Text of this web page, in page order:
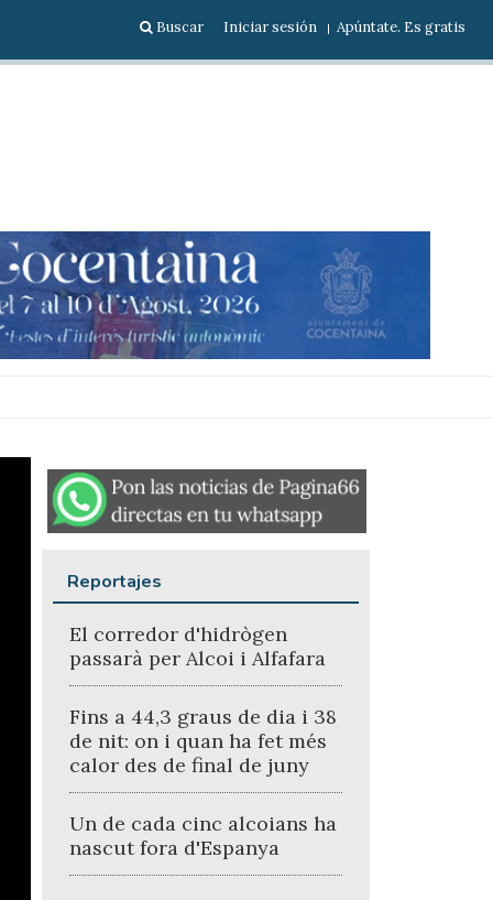
Buscar Iniciar sesión Apúntate. Es gratis
Reportajes
El corredor d'hidrògen
passarà per Alcoi i Alfafara
Fins a 44,3 graus de dia i 38
de nit: on i quan ha fet més
calor des de final de juny
Un de cada cinc alcoians ha
nascut fora d'Espanya